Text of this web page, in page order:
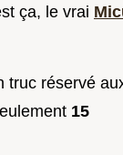
ça, le vrai
truc réservé
15